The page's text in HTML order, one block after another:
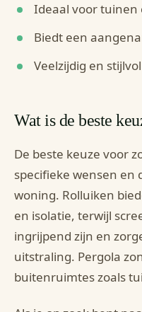
Ideaal voor tuinen
Biedt een
Veelzijdig en stijlvol
Wat is de beste
De beste keuze voor
specifieke wensen en
woning. Rolluiken
en isolatie, terwijl
ingrijpend zijn en
uitstraling. Pergola
buitenruimtes zoals